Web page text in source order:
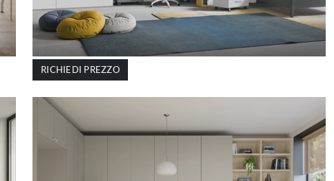
RICHIEDI PREZZO